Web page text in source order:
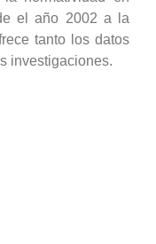
el año 2002 a la
tanto los datos
investigaciones.